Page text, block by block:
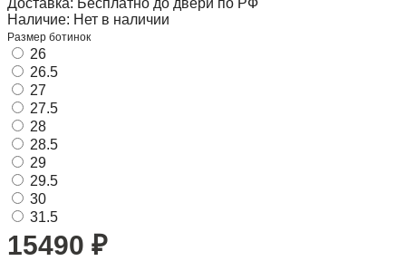
Наличие: Нет в наличии
Размер ботинок
26
26.5
27
27.5
28
28.5
29
29.5
30
31.5
15490 ₽